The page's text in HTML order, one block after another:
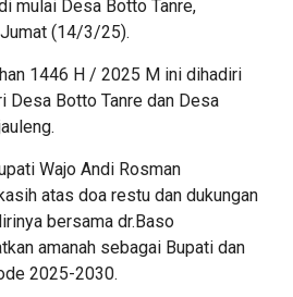
mulai Desa Botto Tanre,
(14/3/25).
1446 H / 2025 M ini dihadiri
Desa Botto Tanre dan Desa
Wajo Andi Rosman
atas doa restu dan dukungan
bersama dr.Baso
amanah sebagai Bupati dan
2025-2030.